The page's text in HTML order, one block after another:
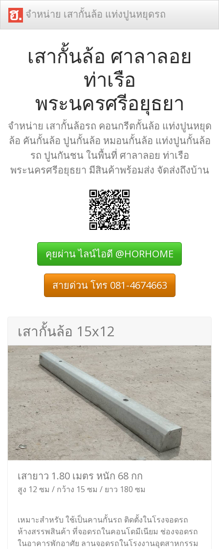
จำหน่าย เสากั้นล้อ แท่งปูนหยุดรถ
เสากั้นล้อ ศาลาลอย
ท่าเรือ
พระนครศรีอยุธยา
จำหน่าย เสากั้นล้อรถ คอนกรีตกั้นล้อ แท่งปูนหยุด
ล้อ คันกั้นล้อ ปูนกั้นล้อ หมอนกั้นล้อ แท่งปูนกั้นล้อ
รถ ปูนกันชน ในพื้นที่ ศาลาลอย ท่าเรือ
พระนครศรีอยุธยา มีสินค้าพร้อมส่ง จัดส่งถึงบ้าน
คุยผ่าน ไลน์ไอดี @HORHOME
สายด่วน โทร 081-4674663
เสากั้นล้อ 15x12
เสายาว 1.80 เมตร หนัก 68 กก
สูง 12 ซม / กว้าง 15 ซม / ยาว 180 ซม
เหมาะสำหรับ ใช้เป็นคานกั้นรถ ติดตั้งในโรงจอดรถ
ห้างสรรพสินค้า ที่จอดรถในคอนโดมีเนียม ช่องจอดรถ
ในอาคารพักอาศัย ลานจอดรถในโรงงานอุตสาหกรรม